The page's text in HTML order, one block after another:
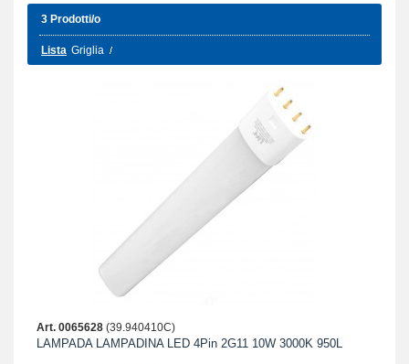
3 Prodotti/o
Lista Griglia
Art. 0065628 (39.940410C)
LAMPADA LAMPADINA LED 4Pin 2G11 10W 3000K 950L